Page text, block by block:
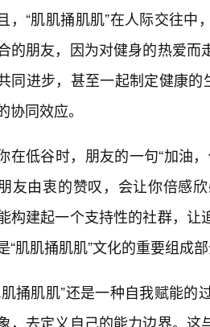
，“肌肌捅肌肌”在人际交往
的朋友，因为对健身的热爱
同进步，甚至一起制定健康
协同效应。
在低谷时，朋友的一句“加油
友由衷的赞叹，会让你倍感
构建起一个支持性的社群，
“肌肌捅肌肌”文化的重要组成
肌捅肌肌”还是一种自我赋能
，去定义自己的能力边界。